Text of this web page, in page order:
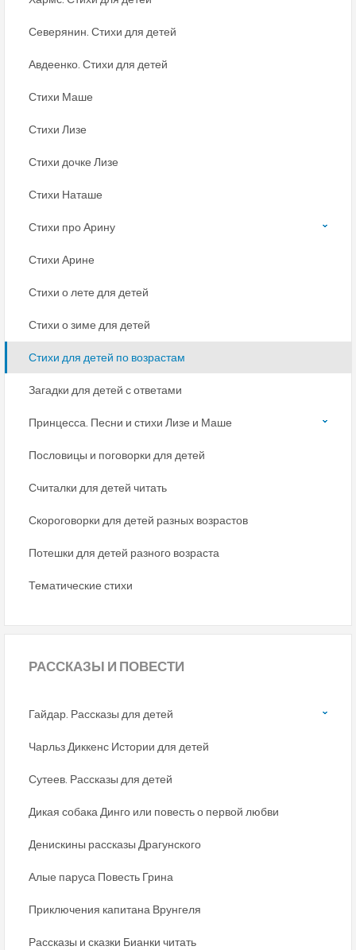
Северянин. Стихи для детей
Авдеенко. Стихи для детей
Стихи Маше
Стихи Лизе
Стихи дочке Лизе
Стихи Наташе
Стихи про Арину
Стихи Арине
Стихи о лете для детей
Стихи о зиме для детей
Стихи для детей по возрастам
Загадки для детей с ответами
Принцесса. Песни и стихи Лизе и Маше
Пословицы и поговорки для детей
Считалки для детей читать
Скороговорки для детей разных возрастов
Потешки для детей разного возраста
Тематические стихи
РАССКАЗЫ И ПОВЕСТИ
Гайдар. Рассказы для детей
Чарльз Диккенс Истории для детей
Сутеев. Рассказы для детей
Дикая собака Динго или повесть о первой любви
Денискины рассказы Драгунского
Алые паруса Повесть Грина
Приключения капитана Врунгеля
Рассказы и сказки Бианки читать